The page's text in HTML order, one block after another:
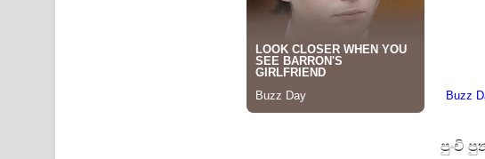
Ahimi Wimai Himi Song Lyrics - අහිමි විමයි හිමි ගීතයේ පද පෙළ
Mathaka Parana Song Lyrics - මතක පාරනා ගීතයේ පද පෙළ
පුංචි